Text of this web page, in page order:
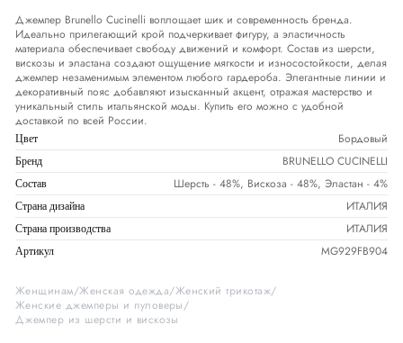
Джемпер Brunello Cucinelli воплощает шик и современность бренда.
Идеально прилегающий крой подчеркивает фигуру, а эластичность
материала обеспечивает свободу движений и комфорт. Состав из шерсти,
вискозы и эластана создают ощущение мягкости и износостойкости, делая
джемпер незаменимым элементом любого гардероба. Элегантные линии и
декоративный пояс добавляют изысканный акцент, отражая мастерство и
уникальный стиль итальянской моды. Купить его можно с удобной
доставкой по всей России.
Цвет Бордовый
Бренд BRUNELLO CUCINELLI
Состав Шерсть - 48%, Вискоза - 48%, Эластан - 4%
Страна дизайна ИТАЛИЯ
Страна производства ИТАЛИЯ
Артикул MG929FB904
Женщинам Женская одежда Женский трикотаж
Женские джемперы и пуловеры
Джемпер из шерсти и вискозы
Обхват бедер СМ